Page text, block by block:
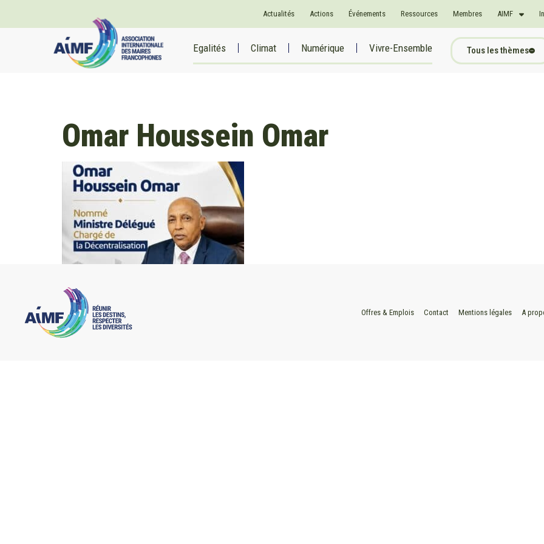
Actualités Actions Événements Ressources Membres AIMF
Egalités Climat Numérique Vivre-Ensemble Tous les thèmes
Omar Houssein Omar
Offres & Emplois Contact Mentions légales A